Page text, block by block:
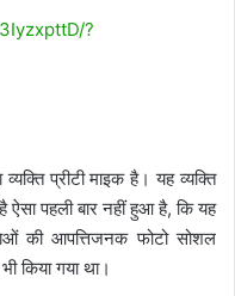
?
प्रीटी माइक है। यह व्यक्ति
ऐसा पहली बार नहीं हुआ है, कि यह
की आपत्तिजनक फोटो सोशल
किया गया था।